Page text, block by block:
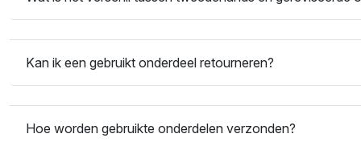
Kan ik een gebruikt onderdeel retourneren?
Hoe worden gebruikte onderdelen verzonden?